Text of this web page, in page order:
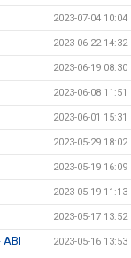
2023-07-04 10:04
2023-06-22 14:32
2023-06-19 08:30
2023-06-08 11:51
2023-06-01 15:31
2023-05-29 18:02
2023-05-19 16:09
2023-05-19 11:13
2023-05-17 13:52
2023-05-16 13:53